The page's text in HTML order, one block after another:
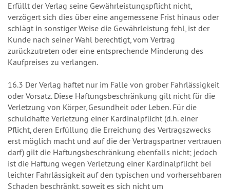
Erfüllt der Verlag seine Gewährleistungspflicht nicht,
verzögert sich dies über eine angemessene Frist hinaus oder
schlägt in sonstiger Weise die Gewährleistung fehl, ist der
Kunde nach seiner Wahl berechtigt, vom Vertrag
zurückzutreten oder eine entsprechende Minderung des
Kaufpreises zu verlangen.
16.3 Der Verlag haftet nur im Falle von grober Fahrlässigkeit
oder Vorsatz. Diese Haftungsbeschränkung gilt nicht für die
Verletzung von Körper, Gesundheit oder Leben. Für die
schuldhafte Verletzung einer Kardinalpflicht (d.h. einer
Pflicht, deren Erfüllung die Erreichung des Vertragszwecks
erst möglich macht und auf die der Vertragspartner vertrauen
darf) gilt die Haftungsbeschränkung ebenfalls nicht; jedoch
ist die Haftung wegen Verletzung einer Kardinalpflicht bei
leichter Fahrlässigkeit auf den typischen und vorhersehbaren
Schaden beschränkt, soweit es sich nicht um